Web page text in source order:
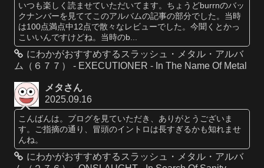
いつも楽しく読ませていただいてます。ちょうどburrnのバッ
クナンバーを見ててこのアルバムの記事の部分でした。当時
は100点満点中12点で散々なレビューでした。今聞くとかっ
こいいんですけどね。当時のb...
にわかがおすすめするスラッシュ・メタル・アルバ
ム（６７７） - EXECUTIONER - In The Name Of Metal
メタさん
2025.09.16
こんばんは。ブログを見ていただき、ありがとうございま
す。ご指摘の通り、冒頭のイントロは長すぎるかも知れませ
んね。
にわかがおすすめするスラッシュ・メタル・アルバ